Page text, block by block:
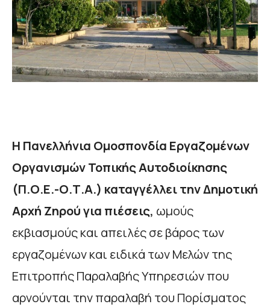
Η Πανελλήνια Ομοσπονδία Εργαζομένων
Οργανισμών Τοπικής Αυτοδιοίκησης
(Π.Ο.Ε.-Ο.Τ.Α.) καταγγέλλει την Δημοτική
Αρχή Ζηρού για πιέσεις, ωμούς
εκβιασμούς και απειλές σε βάρος των
εργαζομένων και ειδικά των Μελών της
Επιτροπής Παραλαβής Υπηρεσιών που
αρνούνται την παραλαβή του Πορίσματος